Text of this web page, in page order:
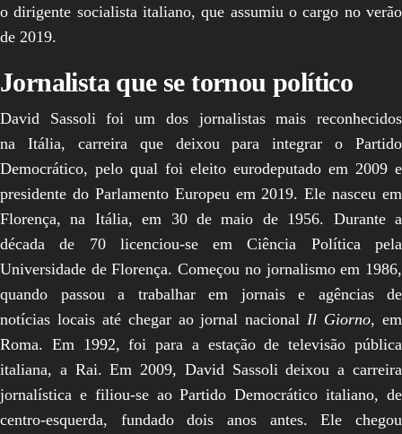
o dirigente socialista italiano, que assumiu o cargo no verão
de 2019.
Jornalista que se tornou político
David Sassoli foi um dos jornalistas mais reconhecidos
na Itália, carreira que deixou para integrar o Partido
Democrático, pelo qual foi eleito eurodeputado em 2009 e
presidente do Parlamento Europeu em 2019. Ele nasceu em
Florença, na Itália, em 30 de maio de 1956. Durante a
década de 70 licenciou-se em Ciência Política pela
Universidade de Florença. Começou no jornalismo em 1986,
quando passou a trabalhar em jornais e agências de
notícias locais até chegar ao jornal nacional Il Giorno, em
Roma. Em 1992, foi para a estação de televisão pública
italiana, a Rai. Em 2009, David Sassoli deixou a carreira
jornalística e filiou-se ao Partido Democrático italiano, de
centro-esquerda, fundado dois anos antes. Ele chegou